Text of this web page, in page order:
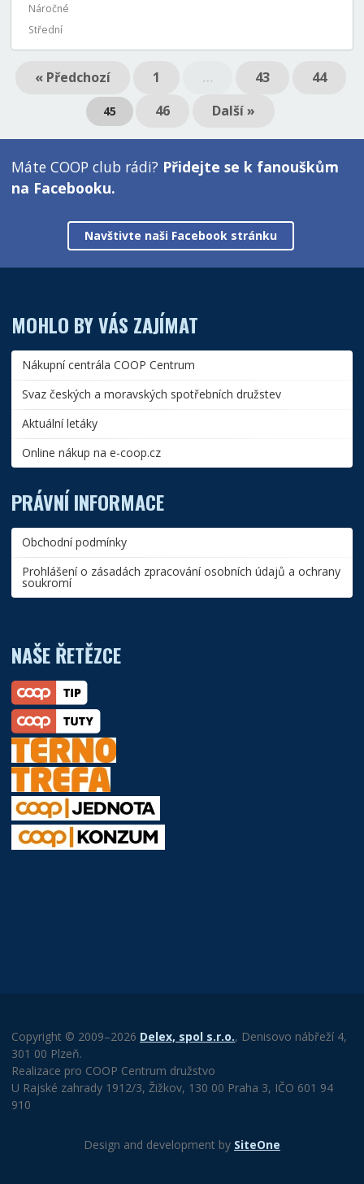
Náročné
Střední
« Předchozí 1 … 43 44
45 46 Další »
Máte COOP club rádi? Přidejte se k fanouškům
na Facebooku.
Navštivte naši Facebook stránku
MOHLO BY VÁS ZAJÍMAT
Nákupní centrála COOP Centrum
Svaz českých a moravských spotřebních družstev
Aktuální letáky
Online nákup na e-coop.cz
PRÁVNÍ INFORMACE
Obchodní podmínky
Prohlášení o zásadách zpracování osobních údajů a ochrany
soukromí
NAŠE ŘETĚZCE
Copyright © 2009–2026 Delex, spol s.r.o., Denisovo nábřeží 4,
301 00 Plzeň.
Realizace pro COOP Centrum družstvo
U Rajské zahrady 1912/3, Žižkov, 130 00 Praha 3, IČO 601 94
910
Design and development by SiteOne